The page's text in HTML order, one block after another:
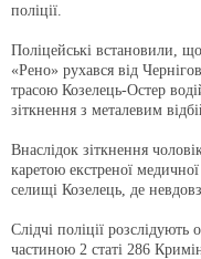
поліції.
Поліцейські встановили,
«Рено» рухався від
трасою Козелець-Остер
зіткнення з металевим
Внаслідок зіткнення
каретою екстреної
селищі Козелець, де
Слідчі поліції
частиною 2 статі 286